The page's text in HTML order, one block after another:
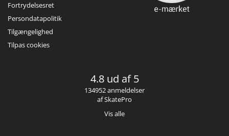
Fortrydelsesret
Persondatapolitik
Tilgængelighed
Tilpas cookies
4.8 ud af 5
134952 anmeldelser
af SkatePro
Vis alle